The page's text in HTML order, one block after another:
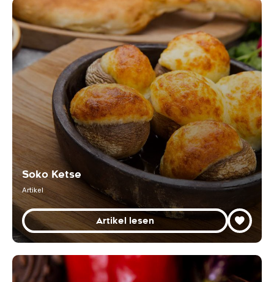
Soko Ketse
Artikel
Artikel lesen